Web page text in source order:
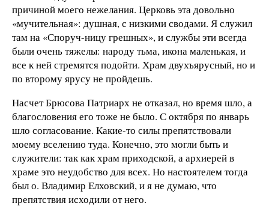
причиной моего нежелания. Церковь эта довольно
«мучительная»: душная, с низкими сводами. Я служил
там на «Споруч-ницу грешных», и службы эти всегда
были очень тяжелы: народу тьма, икона маленькая, и
все к ней стремятся подойти. Храм двухъярусный, но и
по второму ярусу не пройдешь.
Насчет Брюсова Патриарх не отказал, но время шло, а
благословения его тоже не было. С октября по январь
шло согласование. Какие-то силы препятствовали
моему вселению туда. Конечно, это могли быть и
служители: так как храм приходской, а архиерей в
храме это неудобство для всех. Но настоятелем тогда
был о. Владимир Елховский, и я не думаю, что
препятствия исходили от него.